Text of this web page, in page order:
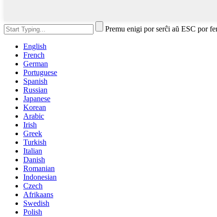
Premu enigi por serĉi aŭ ESC por
English
French
German
Portuguese
Spanish
Russian
Japanese
Korean
Arabic
Irish
Greek
Turkish
Italian
Danish
Romanian
Indonesian
Czech
Afrikaans
Swedish
Polish